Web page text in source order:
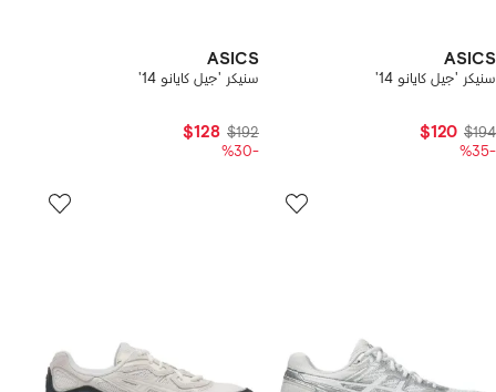
ASICS
سنيكر 'جيل كايانو 14'
$194
$120
-%35
ASICS
سنيكر 'جيل كايانو 14'
$192
$128
-%30